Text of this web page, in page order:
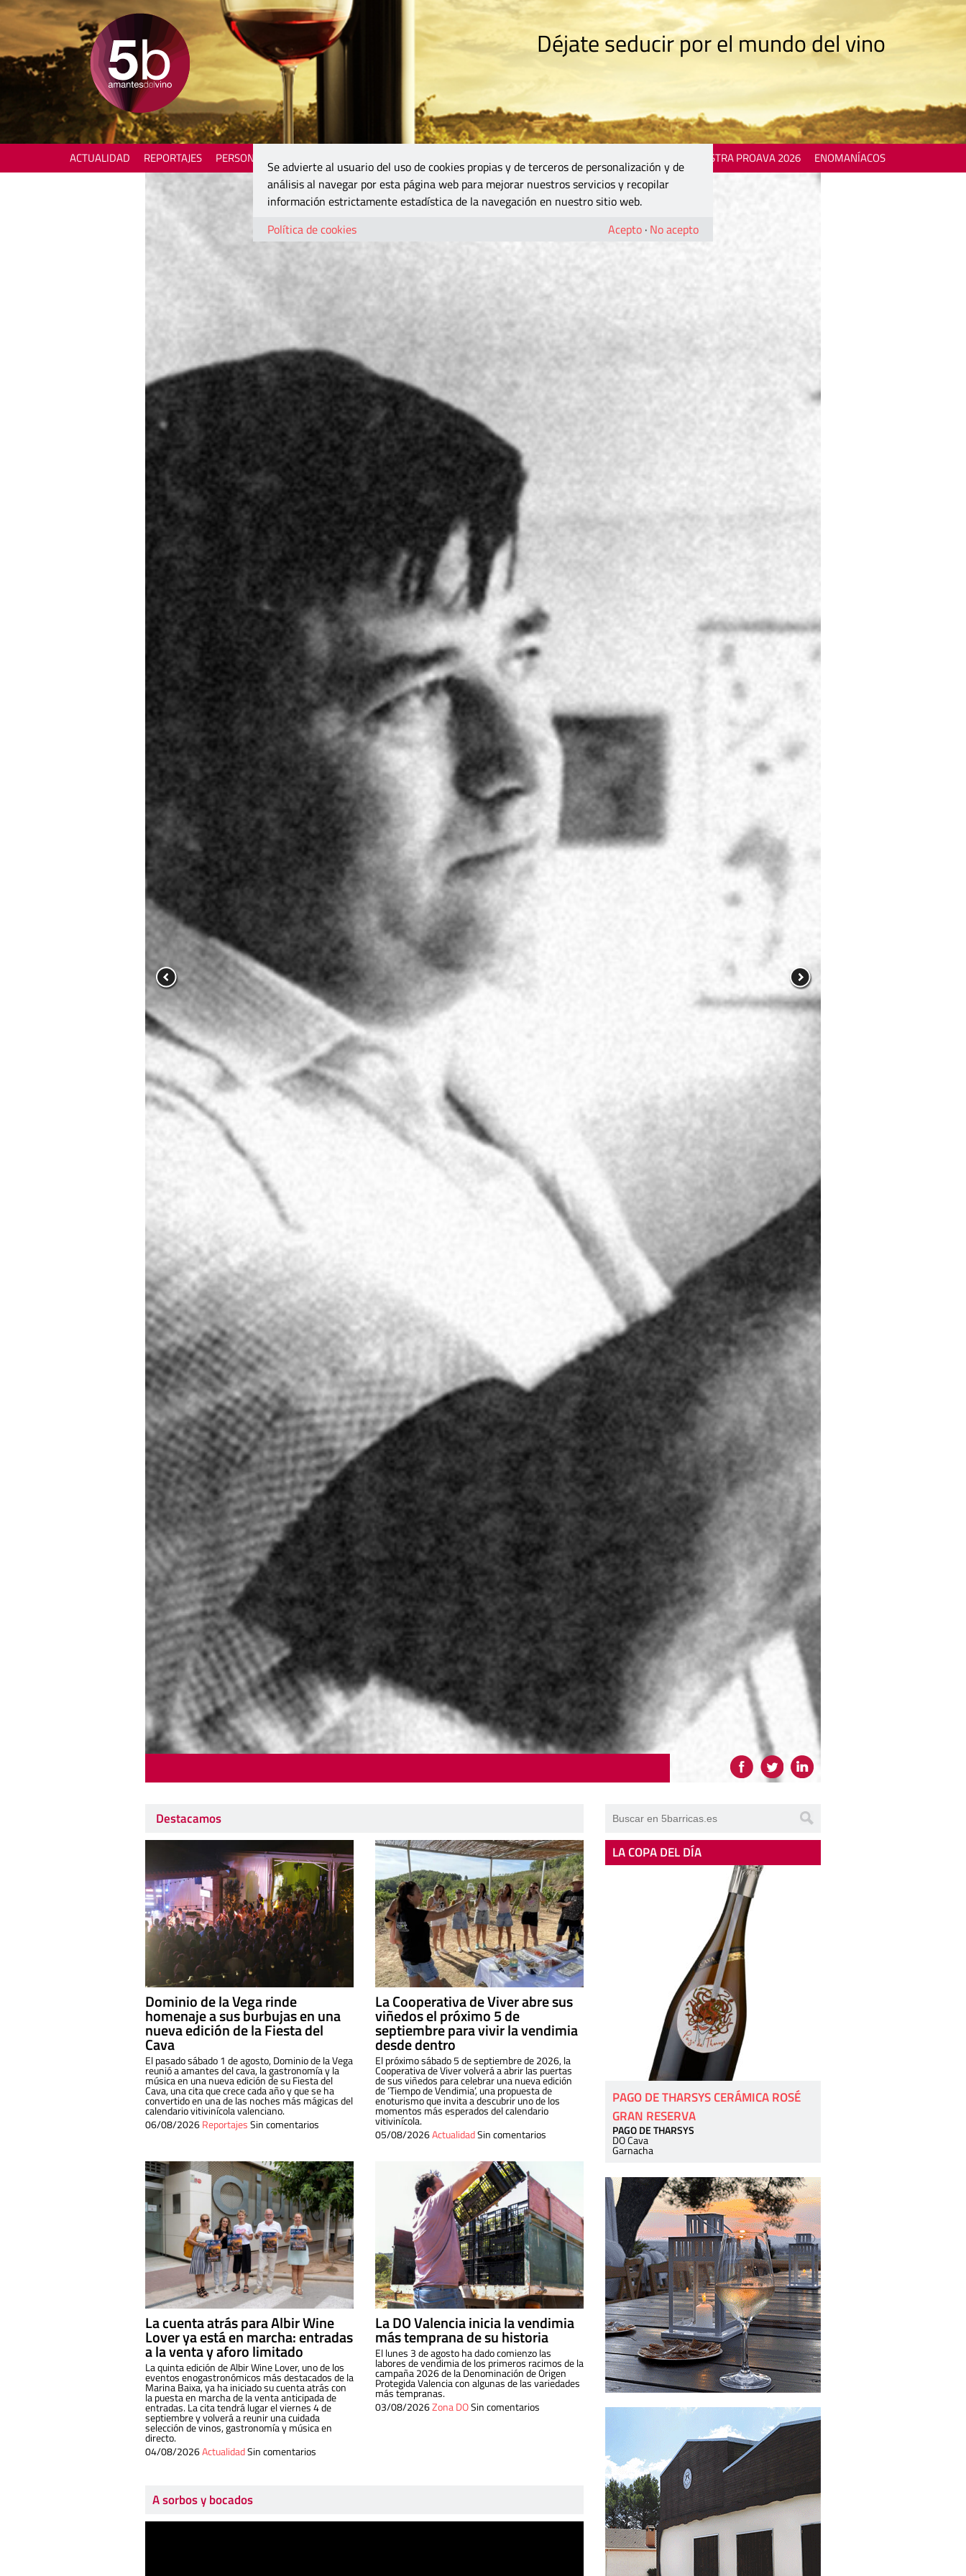
Déjate seducir por el mundo del vino
ACTUALIDAD REPORTAJES PERSONAJES MOSTRA PROAVA 2026 ENOMANÍACOS
Destacamos
Dominio de la Vega rinde
homenaje a sus burbujas en una
nueva edición de la Fiesta del
Cava
El pasado sábado 1 de agosto, Dominio de la Vega
reunió a amantes del cava, la gastronomía y la
música en una nueva edición de su Fiesta del
Cava, una cita que crece cada año y que se ha
convertido en una de las noches más mágicas del
calendario vitivinícola valenciano.
06/08/2026ReportajesSin comentarios
La Cooperativa de Viver abre sus
viñedos el próximo 5 de
septiembre para vivir la vendimia
desde dentro
El próximo sábado 5 de septiembre de 2026, la
Cooperativa de Viver volverá a abrir las puertas
de sus viñedos para celebrar una nueva edición
de ‘Tiempo de Vendimia’, una propuesta de
enoturismo que invita a descubrir uno de los
momentos más esperados del calendario
vitivinícola.
05/08/2026ActualidadSin comentarios
La cuenta atrás para Albir Wine
Lover ya está en marcha: entradas
a la venta y aforo limitado
La quinta edición de Albir Wine Lover, uno de los
eventos enogastronómicos más destacados de la
Marina Baixa, ya ha iniciado su cuenta atrás con
la puesta en marcha de la venta anticipada de
entradas. La cita tendrá lugar el viernes 4 de
septiembre y volverá a reunir una cuidada
selección de vinos, gastronomía y música en
directo.
04/08/2026ActualidadSin comentarios
La DO Valencia inicia la vendimia
más temprana de su historia
El lunes 3 de agosto ha dado comienzo las
labores de vendimia de los primeros racimos de la
campaña 2026 de la Denominación de Origen
Protegida Valencia con algunas de las variedades
más tempranas.
03/08/2026Zona DOSin comentarios
A sorbos y bocados
LA COPA DEL DÍA
PAGO DE THARSYS CERÁMICA ROSÉ
GRAN RESERVA
PAGO DE THARSYS
DO Cava
Garnacha
Se advierte al usuario del uso de cookies propias y de terceros de personalización y de
análisis al navegar por esta página web para mejorar nuestros servicios y recopilar
información estrictamente estadística de la navegación en nuestro sitio web.
Política de cookies
Acepto · No acepto